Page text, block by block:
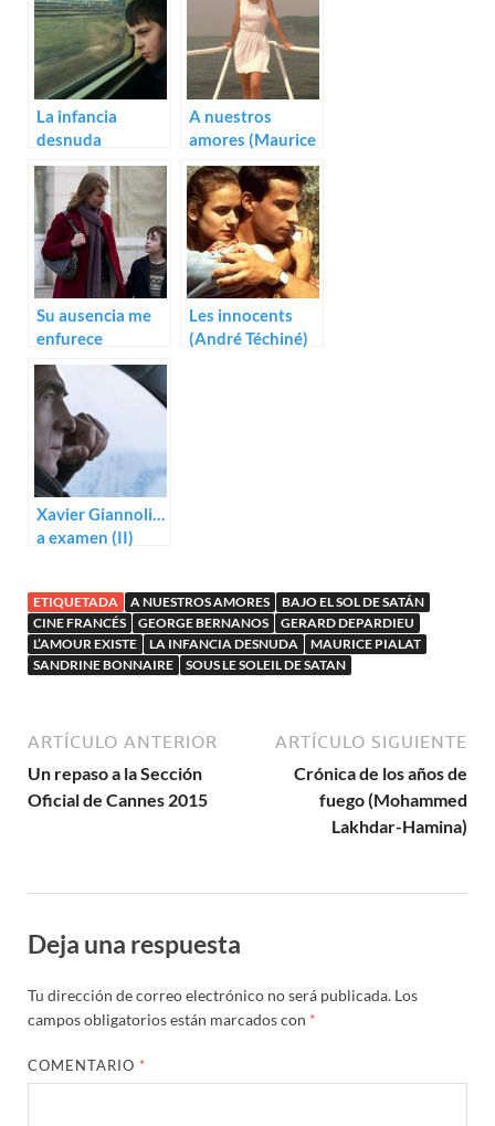
La infancia
desnuda
(Maurice Pialat)
A nuestros
amores (Maurice
Pialat)
Su ausencia me
enfurece
(Sandrine
Bonnaire)
Les innocents
(André Téchiné)
Xavier Giannoli…
a examen (II)
ETIQUETADA A NUESTROS AMORES
BAJO EL SOL DE SATÁN
CINE FRANCÉS
GEORGE BERNANOS
GERARD DEPARDIEU
L’AMOUR EXISTE
LA INFANCIA DESNUDA
MAURICE PIALAT
SANDRINE BONNAIRE
SOUS LE SOLEIL DE SATAN
ARTÍCULO ANTERIOR
Un repaso a la Sección
Oficial de Cannes 2015
ARTÍCULO SIGUIENTE
Crónica de los años de
fuego (Mohammed
Lakhdar-Hamina)
Deja una respuesta
Tu dirección de correo electrónico no será publicada. Los
campos obligatorios están marcados con *
COMENTARIO *